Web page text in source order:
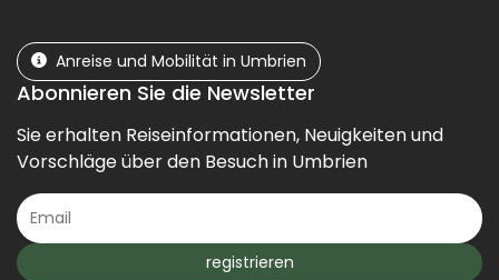
Anreise und Mobilität in Umbrien
Abonnieren Sie die Newsletter
Sie erhalten Reiseinformationen, Neuigkeiten und
Vorschläge über den Besuch in Umbrien
registrieren